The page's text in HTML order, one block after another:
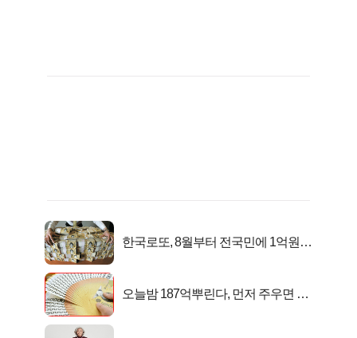
한국로또, 8월부터 전국민에 1억원씩
오늘밤 187억뿌린다, 먼저 주우면 최